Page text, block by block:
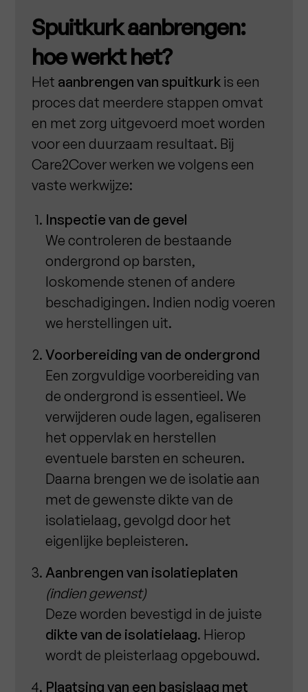
Spuitkurk aanbrengen:
hoe werkt het?
Het aanbrengen van spuitkurk is een
proces dat meerdere stappen omvat
en met zorg uitgevoerd moet worden
voor een duurzaam resultaat. Bij
Care2Cover werken we volgens een
vaste werkwijze:
Inspectie van de gevel
We controleren de bestaande
ondergrond op barsten,
loskomende stenen of andere
beschadigingen. Indien nodig voeren
we herstellingen uit.
Voorbereiding van de ondergrond
Een zorgvuldige voorbereiding van
de ondergrond is essentieel. We
verwijderen oude lagen, egaliseren
het oppervlak en herstellen
eventuele barsten en scheuren.
Daarna brengen we de isolatie aan
met de gewenste dikte van de
isolatielaag, gevolgd door het
eigenlijke bepleisteren.
Aanbrengen van isolatieplaten
(indien gewenst)
Deze worden bevestigd in de juiste
dikte van de isolatielaag. Hierop
wordt de pleisterlaag opgebouwd.
Plaatsing van een basislaag met